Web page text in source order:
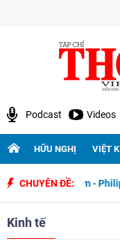
Podcast Videos
HỮU NGHỊ VIỆT
CHUYÊN ĐỀ:
Nam - Philippines
Kinh tế